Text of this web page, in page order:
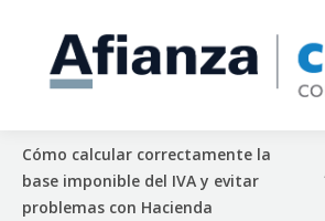
Cómo calcular correctamente la
base imponible del IVA y evitar
problemas con Hacienda